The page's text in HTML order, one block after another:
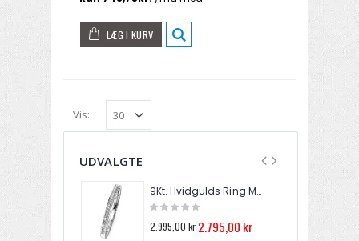
LÆG I KURV
Vis:
UDVALGTE
9Kt. Hvidgulds Ring Med Diamanter GR512
2.995,00 kr 2.795,00 kr